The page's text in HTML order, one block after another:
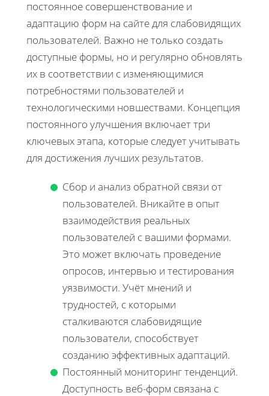
постоянное совершенствование и
адаптацию форм на сайте для слабовидящих
пользователей. Важно не только создать
доступные формы, но и регулярно обновлять
их в соответствии с изменяющимися
потребностями пользователей и
технологическими новшествами. Концепция
постоянного улучшения включает три
ключевых этапа, которые следует учитывать
для достижения лучших результатов.
Сбор и анализ обратной связи от
пользователей. Вникайте в опыт
взаимодействия реальных
пользователей с вашими формами.
Это может включать проведение
опросов, интервью и тестирования
уязвимости. Учёт мнений и
трудностей, с которыми
сталкиваются слабовидящие
пользователи, способствует
созданию эффективных адаптаций.
Постоянный мониторинг тенденций.
Доступность веб-форм связана с